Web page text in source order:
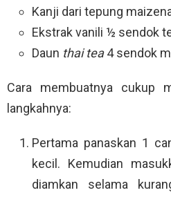
Kanji dari tepung
Ekstrak vanili ½ sendok
Daun thai tea4 sendok
Cara membuatnya cukup
langkahnya:
Pertama panaskan 1
kecil. Kemudian
diamkan selama